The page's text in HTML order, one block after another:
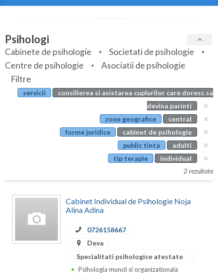
Arges
Bihor
Bistrita-Nasaud
Botosani
Calarasi
Constanta
Specialitati
Servicii
Articole
Evenimente
Psihologi
Cabinete de psihologie
Societati de psihologie
Centre de psihologie
Asociatii de psihologie
Filtre
servicii
consilierea si asistarea cuplurilor care doresc sa
devina parinti
zone geografice
central
forme juridice
cabinet de psihologie
public tinta
adulti
tip terapie
individual
2 rezultate
Cabinet Individual de Psihologie Noja
Alina Adina
0726158667
Deva
Specialitati psihologice atestate
Psihologia muncii si organizationala